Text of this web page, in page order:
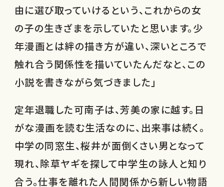
由に選び取っていけるという、これからの女
の子の生きざまを示していたと思います。少
年漫画とは絆の描き方が違い、深いところで
触れ合う関係性を描いていたんだなと、この
小説を書きながら気づきました」
定年退職した可南子は、芳美の家に越す。日
がな漫画を読む生活なのに、出来事は続く。
中学の同窓生、桜井が面倒くさい男となって
現れ、除草ヤギを探して中学生の詠人と知り
合う。仕事を離れた人間関係から新しい物語